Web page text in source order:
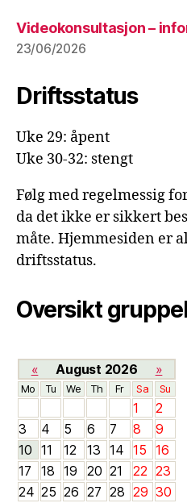
Videokonsultasjon –
23/06/2026
Driftsstatus
Uke 29: åpent
Uke 30-32: stengt
Følg med regelmessig
da det ikke er sikkert
måte. Hjemmesiden er
driftsstatus.
Oversikt
« August 2026 »
Mo Tu We Th Fr Sa Su
1
2
3
4 5 6 7 8
9
10 11 12 13 14 15 16
17
18 19 20 21 22 23
24 25 26 27 28 29 30